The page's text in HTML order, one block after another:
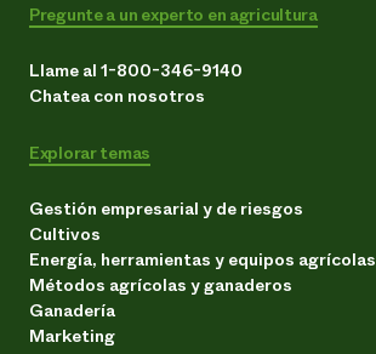
Pregunte a un experto en agricultura
Llame al 1-800-346-9140
Chatea con nosotros
Explorar temas
Gestión empresarial y de riesgos
Cultivos
Energía, herramientas y equipos agrícolas
Métodos agrícolas y ganaderos
Ganadería
Marketing